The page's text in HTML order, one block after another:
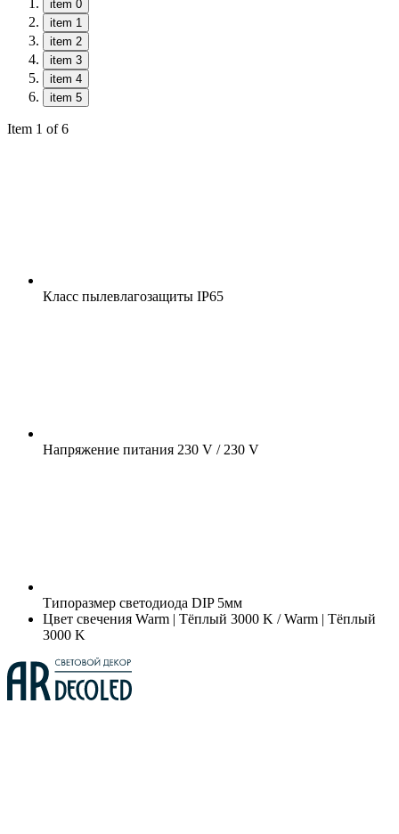
item 0
item 1
item 2
item 3
item 4
item 5
Item 1 of 6
Класс пылевлагозащиты IP65
Напряжение питания 230 V / 230 V
Типоразмер светодиода DIP 5мм
Цвет свечения Warm | Тёплый 3000 K / Warm | Тёплый
3000 K